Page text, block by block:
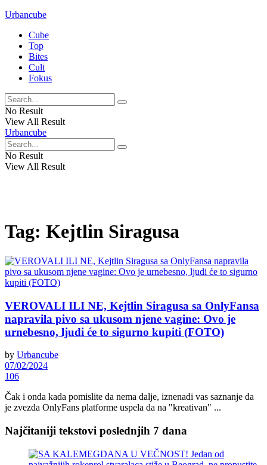
Urbancube
Cube
Top
Bites
Cult
Fokus
No Result
View All Result
Urbancube
No Result
View All Result
Tag: Kejtlin Siragusa
VEROVALI ILI NE, Kejtlin Siragusa sa OnlyFansa
napravila pivo sa ukusom njene vagine: Ovo je
urnebesno, ljudi će to sigurno kupiti (FOTO)
by Urbancube
07/02/2024
106
Čak i onda kada pomislite da nema dalje, iznenadi vas saznanje da
je zvezda OnlyFans platforme uspela da na "kreativan" ...
Najčitaniji tekstovi poslednjih 7 dana